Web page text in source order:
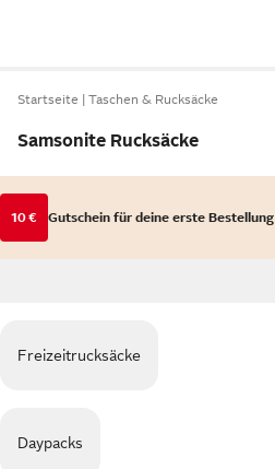
Startseite Taschen & Rucksäcke
Samsonite Rucksäcke
10 € Gutschein für deine erste Bestellung
Freizeitrucksäcke
Daypacks